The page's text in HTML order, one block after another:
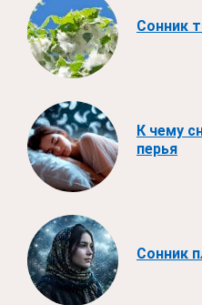
Сонник
К чему
перья
Сонник